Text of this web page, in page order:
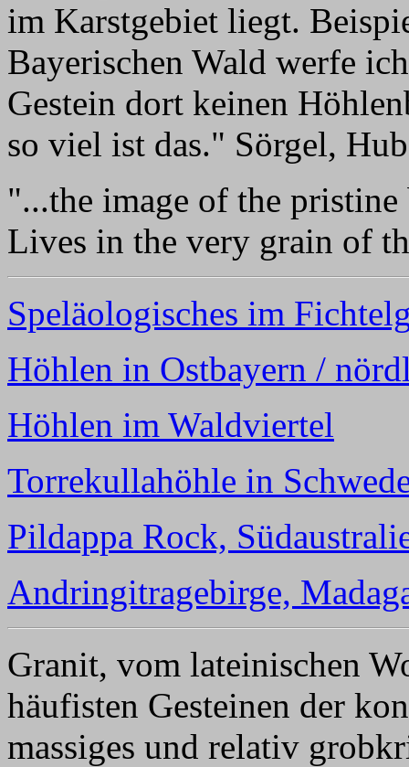
im Karstgebiet liegt.
Bayerischen Wald werfe
Gestein dort keinen
so viel ist das." Sörgel,
"...the image of the pristine
Lives in the very grain of
Speläologisches im
Höhlen in Ostbayern /
Höhlen im Waldviertel
Torrekullahöhle in
Pildappa Rock,
Andringitragebirge,
Granit, vom lateinischen
häufisten Gesteinen der
massiges und relativ